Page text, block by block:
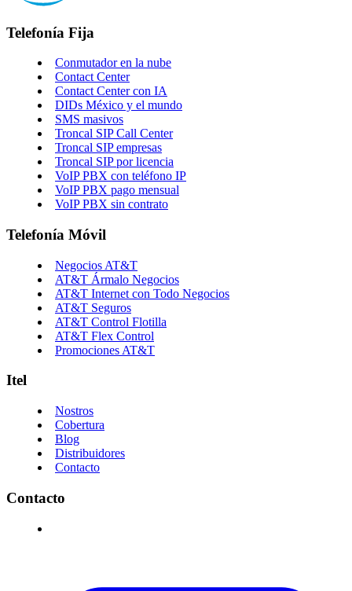
Telefonía Fija
Conmutador en la nube
Contact Center
Contact Center con IA
DIDs México y el mundo
SMS masivos
Troncal SIP Call Center
Troncal SIP empresas
Troncal SIP por licencia
VoIP PBX con teléfono IP
VoIP PBX pago mensual
VoIP PBX sin contrato
Telefonía Móvil
Negocios AT&T
AT&T Ármalo Negocios
AT&T Internet con Todo Negocios
AT&T Seguros
AT&T Control Flotilla
AT&T Flex Control
Promociones AT&T
Itel
Nostros
Cobertura
Blog
Distribuidores
Contacto
Contacto